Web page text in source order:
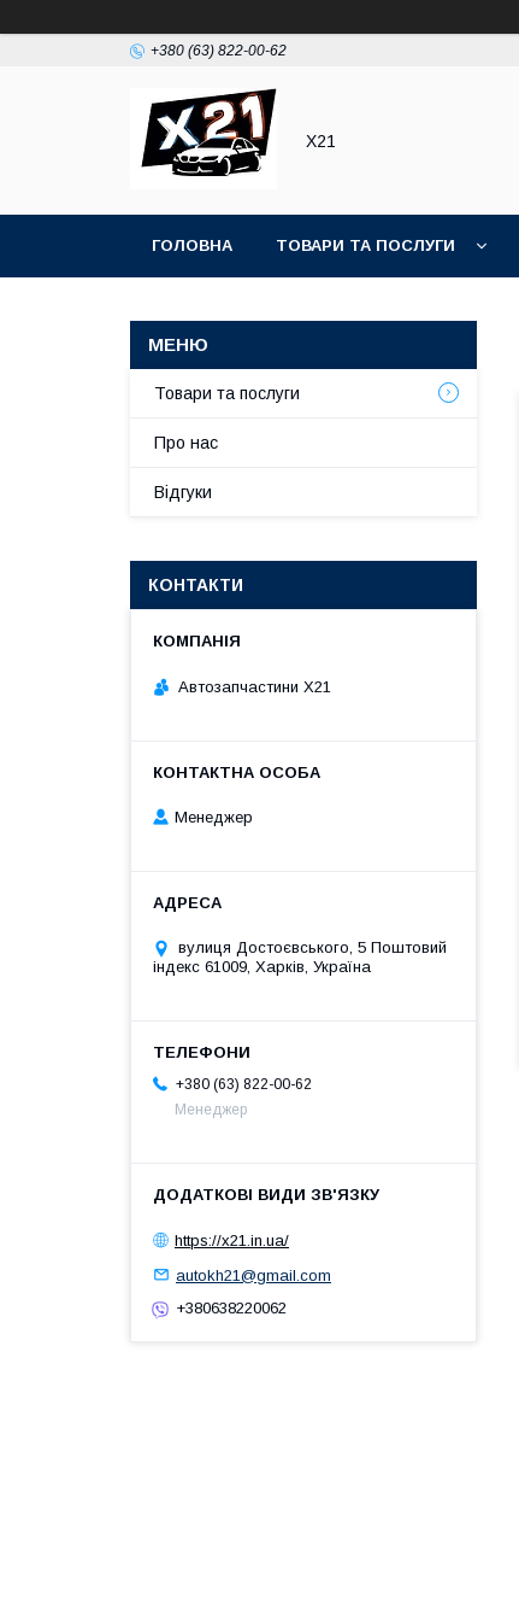
+380 (63) 822-00-62
Х21
ГОЛОВНА ТОВАРИ ТА ПОСЛУГИ
Товари та послуги
Про нас
Відгуки
КОНТАКТИ
Автозапчастини X21
Менеджер
вулиця Достоєвського, 5 Поштовий
індекс 61009, Харків, Україна
+380 (63) 822-00-62
Менеджер
https://x21.in.ua/
autokh21@gmail.com
+380638220062